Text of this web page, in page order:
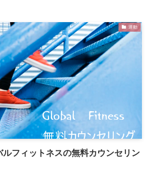
運動
ルフィットネスの無料カウンセリン